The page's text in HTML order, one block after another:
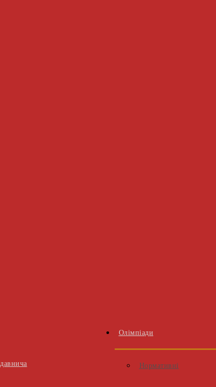
Олімпіади
Нормативні